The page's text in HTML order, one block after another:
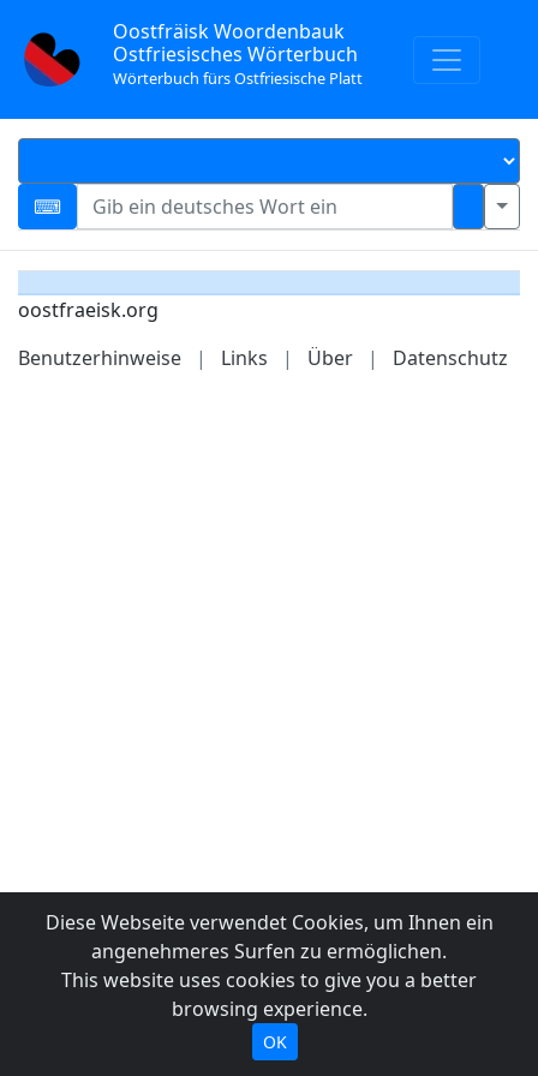
Oostfräisk Woordenbauk
Ostfriesisches Wörterbuch
Wörterbuch fürs Ostfriesische Platt
oostfraeisk.org
Benutzerhinweise
| Links | Über | Datenschutz
Diese Webseite verwendet Cookies, um Ihnen ein
angenehmeres Surfen zu ermöglichen.
This website uses cookies to give you a better
browsing experience.
OK